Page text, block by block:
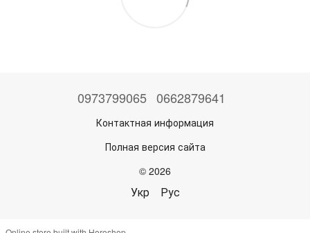
0973799065 0662879641
Контактная информация
Полная версия сайта
© 2026
Укр Рус